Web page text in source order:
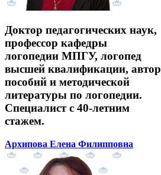
Доктор педагогических наук,
профессор кафедры
логопедии МПГУ, логопед
высшей квалификации, автор
пособий и методической
литературы по логопедии.
Специалист с 40-летним
стажем.
Архипова Елена Филипповна